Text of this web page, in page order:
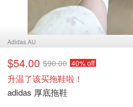
Adidas AU
$54.00 $90.00 40% off
升温了该买拖鞋啦！
adidas 厚底拖鞋